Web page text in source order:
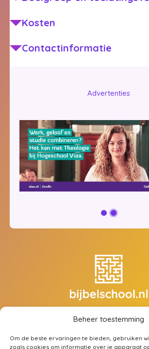
Beheer toestemming
Om de beste ervaringen te bieden, gebruiken
zoals cookies om informatie over je apparaat
Kosten
Contactinformatie
Advertenties
Zoek een opleiding
Over ons
Mijn account